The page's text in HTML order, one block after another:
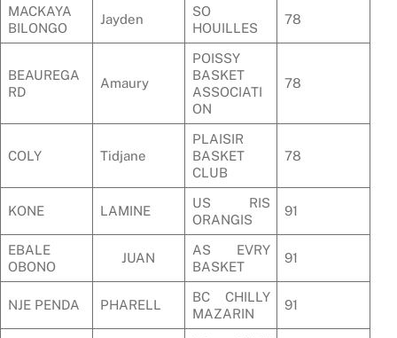
MACKAYA
BILONGO
Jayden
SO
HOUILLES
78
BEAUREGA
RD
Amaury
POISSY
BASKET
ASSOCIATI
ON
78
COLY Tidjane
PLAISIR
BASKET
CLUB
78
KONE LAMINE
US RIS
ORANGIS
91
EBALE
OBONO
JUAN
AS EVRY
BASKET
91
NJE PENDA PHARELL
BC CHILLY
MAZARIN
91